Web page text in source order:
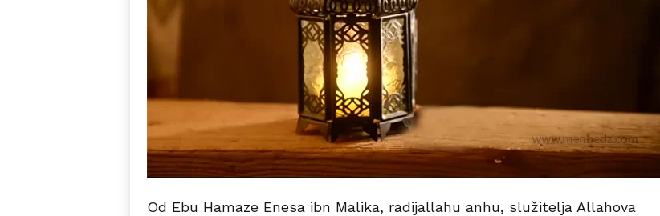
Od Ebu Hamaze Enesa ibn Malika, radijallahu anhu, služitelja Allahova